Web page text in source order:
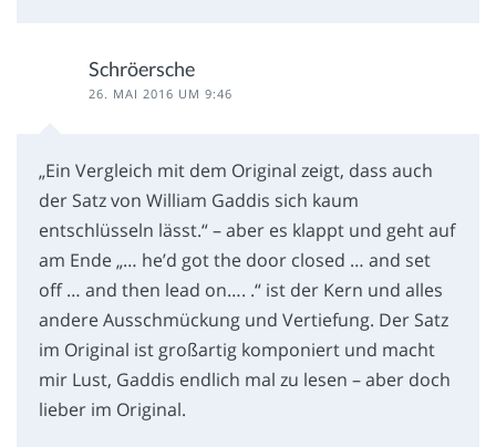
Schröersche
26. MAI 2016 UM 9:46
„Ein Vergleich mit dem Original zeigt, dass auch
der Satz von William Gaddis sich kaum
entschlüsseln lässt.“ – aber es klappt und geht auf
am Ende „… he’d got the door closed … and set
off … and then lead on…. .“ ist der Kern und alles
andere Ausschmückung und Vertiefung. Der Satz
im Original ist großartig komponiert und macht
mir Lust, Gaddis endlich mal zu lesen – aber doch
lieber im Original.